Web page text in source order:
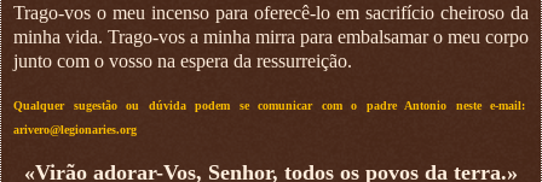
Trago-vos o meu incenso para oferecê-lo em sacrifício cheiroso da
minha vida. Trago-vos a minha mirra para embalsamar o meu corpo
junto com o vosso na espera da ressurreição.
Qualquer sugestão ou dúvida podem se comunicar com o padre Antonio neste e-mail:
arivero@legionaries.org
«Virão adorar-Vos, Senhor, todos os povos da terra.»